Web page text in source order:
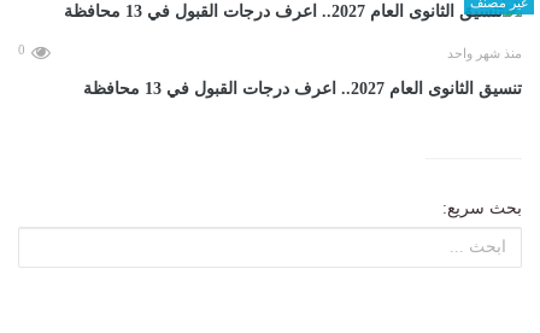
منذ شهر واحد 0
تنسيق الثانوى العام 2027.. اعرف درجات القبول في 13 محافظة
بحث سريع: